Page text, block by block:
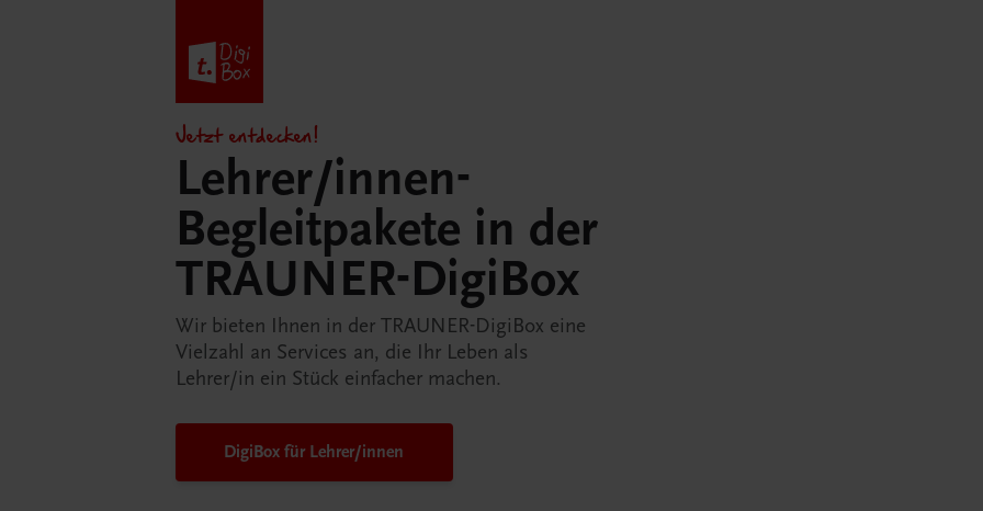
Jetzt entdecken!
Lehrer/innen-
Begleitpakete in der
TRAUNER-DigiBox
Wir bieten Ihnen in der TRAUNER-DigiBox eine
Vielzahl an Services an, die Ihr Leben als
Lehrer/in ein Stück einfacher machen.
DigiBox für Lehrer/innen